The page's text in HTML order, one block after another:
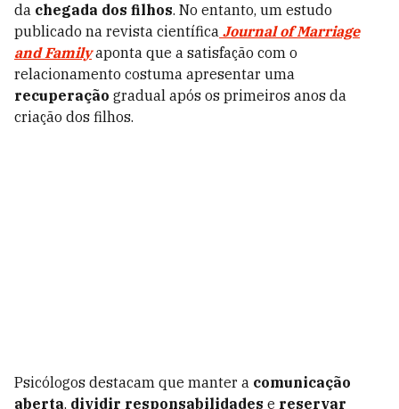
da chegada dos filhos. No entanto, um estudo
publicado na revista científica Journal of Marriage
and Familyaponta que a satisfação com o
relacionamento costuma apresentar uma
recuperação gradual após os primeiros anos da
criação dos filhos.
Psicólogos destacam que manter a comunicação
aberta, dividir responsabilidades e reservar